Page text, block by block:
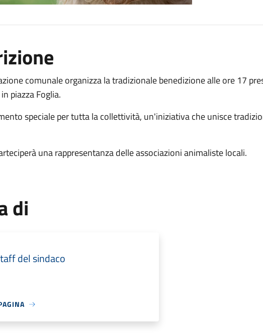
comunale organizza la tradizionale benedizione alle ore 17
piazza Foglia.
speciale per tutta la collettività, un'iniziativa che unisce
una rappresentanza delle associazioni animaliste locali.
di
del sindaco